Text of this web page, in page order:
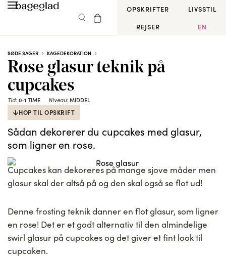
OPSKRIFTER
LIVSSTIL
REJSER
EN
SØDE SAGER KAGEDEKORATION
Rose glasur teknik på
cupcakes
Tid: 0-1 TIME Niveau: MIDDEL
HOP TIL OPSKRIFT
Sådan dekorerer du cupcakes med glasur,
som ligner en rose.
Cupcakes kan dekoreres på mange sjove måder men
glasur skal der altså på og den skal også se flot ud!
Denne frosting teknik danner en flot glasur, som ligner
en rose! Det er et godt alternativ til den almindelige
swirl glasur på cupcakes og det giver et fint look til
cupcaken.